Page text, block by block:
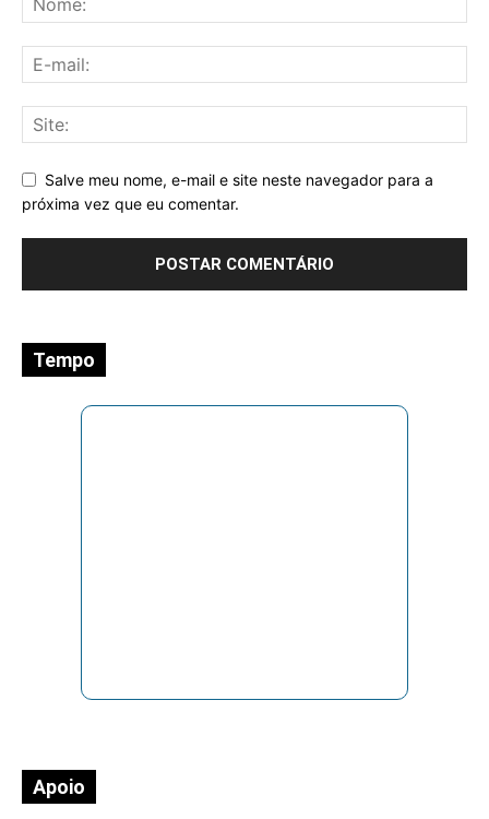
Salve meu nome, e-mail e site neste navegador para a
próxima vez que eu comentar.
Tempo
Apoio